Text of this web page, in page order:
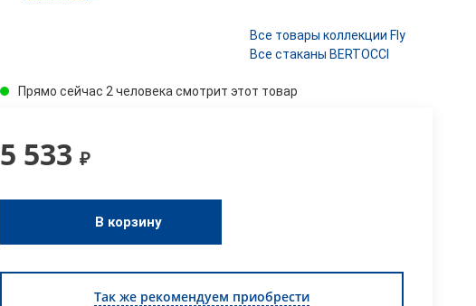
Все товары коллекции Fly
Все стаканы BERTOCCI
Прямо сейчас 2 человека смотрит этот товар
5 533 ₽
В корзину
Так же рекомендуем приобрести